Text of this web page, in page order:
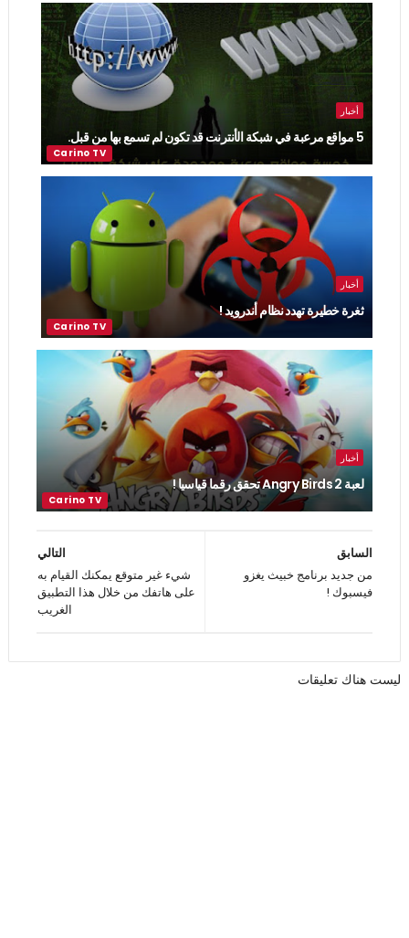
أخبار
5 مواقع مرعبة في شبكة الأنترنت قد تكون لم تسمع بها من قبل.
أخبار
ثغرة خطيرة تهدد نظام أندرويد !
أخبار
لعبة Angry Birds 2 تحقق رقما قياسيا !
التالي
شيء غير متوقع يمكنك القيام به
على هاتفك من خلال هذا التطبيق
الغريب
السابق
من جديد برنامج خبيث يغزو
فيسبوك !
ليست هناك تعليقات